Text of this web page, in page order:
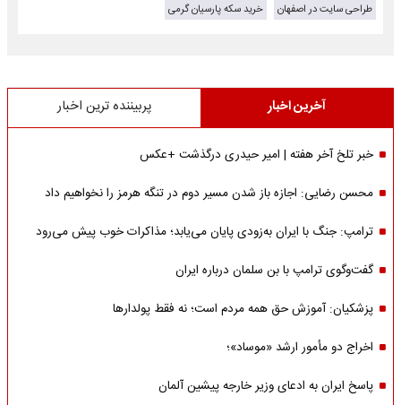
طراحی سایت در اصفهان
خرید سکه پارسیان گرمی
آخرین اخبار پربیننده ترین اخبار
خبر تلخ آخر هفته | امیر حیدری درگذشت +عکس
محسن رضایی: اجازه باز شدن مسیر دوم در تنگه هرمز را نخواهیم داد
ترامپ: جنگ با ایران به‌زودی پایان می‌یابد؛ مذاکرات خوب پیش می‌رود
گفت‌وگوی ترامپ با بن سلمان درباره ایران
پزشکیان: آموزش حق همه مردم است؛ نه فقط پولدارها
اخراج دو مأمور ارشد «موساد»؛
پاسخ ایران به ادعای وزیر خارجه پیشین آلمان